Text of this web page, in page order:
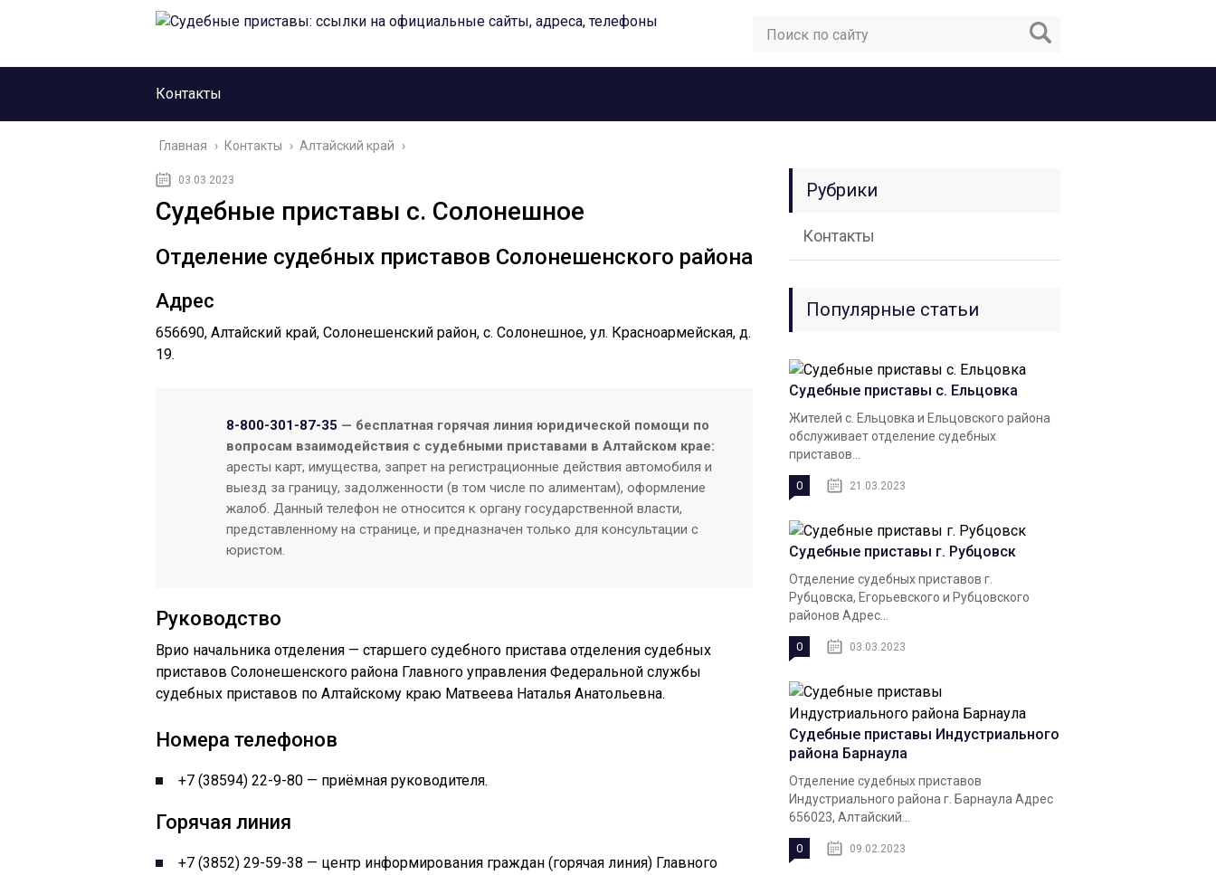
Контакты
Главная › Контакты › Алтайский край ›
03.03.2023
Судебные приставы c. Солонешное
Отделение судебных приставов Солонешенского района
Адрес
656690, Алтайский край, Солонешенский район, c. Солонешное, ул. Красноармейская, д.
19.
8-800-301-87-35 — бесплатная горячая линия юридической помощи по
вопросам взаимодействия с судебными приставами в Алтайском крае:
аресты карт, имущества, запрет на регистрационные действия автомобиля и
выезд за границу, задолженности (в том числе по алиментам), оформление
жалоб. Данный телефон не относится к органу государственной власти,
представленному на странице, и предназначен только для консультации с
юристом.
Руководство
Врио начальника отделения — старшего судебного пристава отделения судебных
приставов Солонешенского района Главного управления Федеральной службы
судебных приставов по Алтайскому краю Матвеева Наталья Анатольевна.
Номера телефонов
+7 (38594) 22-9-80 — приёмная руководителя.
Горячая линия
+7 (3852) 29-59-38 — центр информирования граждан (горячая линия) Главного
Рубрики
Контакты
Популярные статьи
Судебные приставы c. Ельцовка
Жителей c. Ельцовка и Ельцовского района
обслуживает отделение судебных
приставов...
0 21.03.2023
Судебные приставы г. Рубцовск
Отделение судебных приставов г.
Рубцовска, Егорьевского и Рубцовского
районов Адрес...
0 03.03.2023
Судебные приставы Индустриального
района Барнаула
Отделение судебных приставов
Индустриального района г. Барнаула Адрес
656023, Алтайский...
0 09.02.2023